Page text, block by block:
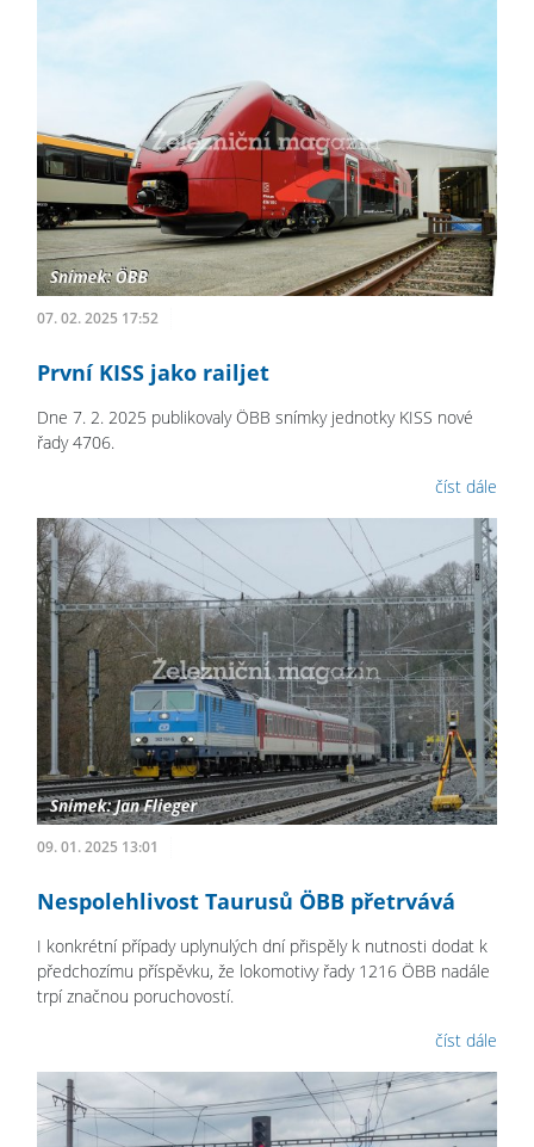
07. 02. 2025 17:52
První KISS jako railjet
Dne 7. 2. 2025 publikovaly ÖBB snímky jednotky KISS nové
řady 4706.
číst dále
09. 01. 2025 13:01
Nespolehlivost Taurusů ÖBB přetrvává
I konkrétní případy uplynulých dní přispěly k nutnosti dodat k
předchozímu příspěvku, že lokomotivy řady 1216 ÖBB nadále
trpí značnou poruchovostí.
číst dále